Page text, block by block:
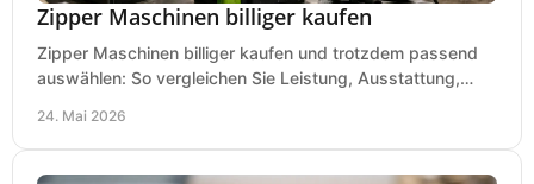
Zipper Maschinen billiger kaufen
Zipper Maschinen billiger kaufen und trotzdem passend
auswählen: So vergleichen Sie Leistung, Ausstattung,
24. Mai 2026